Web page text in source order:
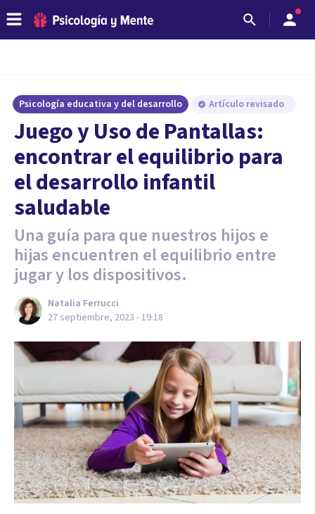
Psicología educativa y del desarrollo Artículo revisado
Juego y Uso de Pantallas:
encontrar el equilibrio para
el desarrollo infantil
saludable
Una guía para que nuestros hijos e
hijas encuentren el equilibrio entre
jugar y los dispositivos.
Natalia Ferrucci
27 septiembre, 2023 - 19:18